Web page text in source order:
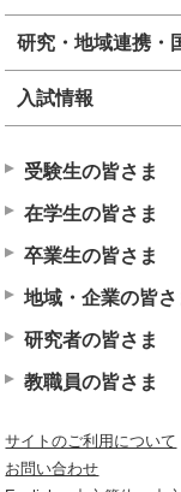
研究・地域連携・
入試情報
受験生の皆さま
在学生の皆さま
卒業生の皆さま
地域・企業の皆さ
研究者の皆さま
教職員の皆さま
サイトのご利用について
お問い合わせ